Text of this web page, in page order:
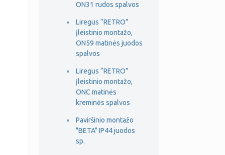
ON31 rudos spalvos
Liregus “RETRO”
įleistinio montažo,
ON59 matinės juodos
spalvos
Liregus “RETRO”
įleistinio montažo,
ONC matinės
kreminės spalvos
Paviršinio montažo
"BETA" IP44 juodos
sp.